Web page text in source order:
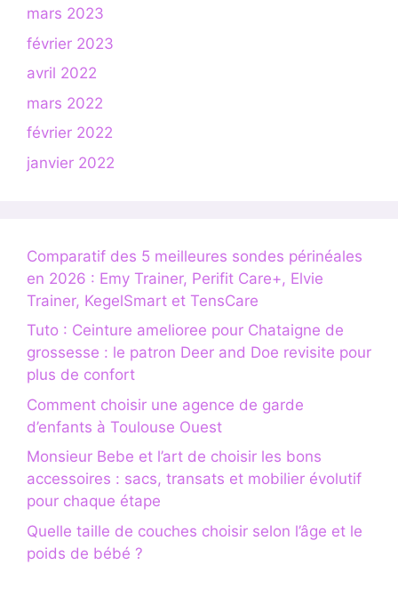
mars 2023
février 2023
avril 2022
mars 2022
février 2022
janvier 2022
Comparatif des 5 meilleures sondes périnéales
en 2026 : Emy Trainer, Perifit Care+, Elvie
Trainer, KegelSmart et TensCare
Tuto : Ceinture amelioree pour Chataigne de
grossesse : le patron Deer and Doe revisite pour
plus de confort
Comment choisir une agence de garde
d’enfants à Toulouse Ouest
Monsieur Bebe et l’art de choisir les bons
accessoires : sacs, transats et mobilier évolutif
pour chaque étape
Quelle taille de couches choisir selon l’âge et le
poids de bébé ?